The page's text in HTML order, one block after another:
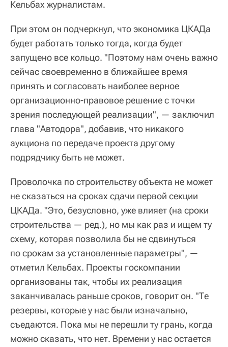
Кельбах журналистам.
При этом он подчеркнул, что экономика ЦКАДа
будет работать только тогда, когда будет
запущено все кольцо. "Поэтому нам очень важно
сейчас своевременно в ближайшее время
принять и согласовать наиболее верное
организационно-правовое решение с точки
зрения последующей реализации", — заключил
глава "Автодора", добавив, что никакого
аукциона по передаче проекта другому
подрядчику быть не может.
Проволочка по строительству объекта не может
не сказаться на сроках сдачи первой секции
ЦКАДа. "Это, безусловно, уже влияет (на сроки
строительства — ред.), но мы как раз и ищем ту
схему, которая позволила бы не сдвинуться
по срокам за установленные параметры", —
отметил Кельбах. Проекты госкомпании
организованы так, чтобы их реализация
заканчивалась раньше сроков, говорит он. "Те
резервы, которые у нас были изначально,
съедаются. Пока мы не перешли ту грань, когда
можно сказать, что нет. Времени у нас остается